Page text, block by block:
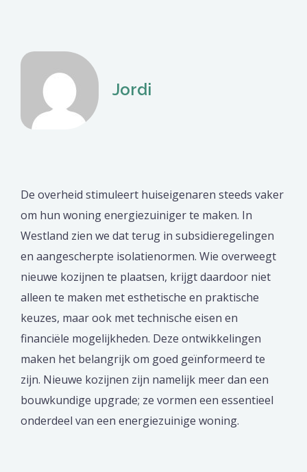
Jordi
De overheid stimuleert huiseigenaren steeds vaker
om hun woning energiezuiniger te maken. In
Westland zien we dat terug in subsidieregelingen
en aangescherpte isolatienormen. Wie overweegt
nieuwe kozijnen te plaatsen, krijgt daardoor niet
alleen te maken met esthetische en praktische
keuzes, maar ook met technische eisen en
financiële mogelijkheden. Deze ontwikkelingen
maken het belangrijk om goed geïnformeerd te
zijn. Nieuwe kozijnen zijn namelijk meer dan een
bouwkundige upgrade; ze vormen een essentieel
onderdeel van een energiezuinige woning.